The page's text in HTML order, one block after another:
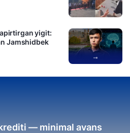
yigit:
Jamshidbek
— minimal avans